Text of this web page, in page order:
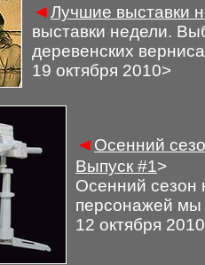
◄Лучшие выставки
выставки недели.
деревенских
19 октября 2010>
◄ Осенний
Выпуск #1>
Осенний сезон
персонажей
12 октября 2010